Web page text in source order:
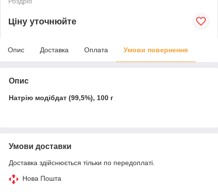
Ціну уточнюйте
Опис Доставка Оплата Умови повернення
Опис
Натрію модібдат (99,5%), 100 г
Умови доставки
Доставка здійснюється тільки по передоплаті.
Нова Пошта